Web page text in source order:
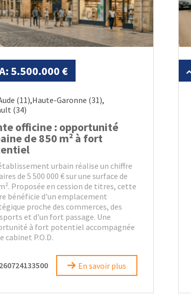
5.500.000 €
(11),Haute-Garonne (31),
(34)
officine : opportunité
de 850 m² à fort
urbain réalise un chiffre
de 5 500 000 € sur une surface de
Proposée en cession de titres, cette
bénéficie d'un emplacement
proche des commerces, des
et d'un fort passage. Une
à fort potentiel accompagnée
cabinet P.O.D.
En savoir plus